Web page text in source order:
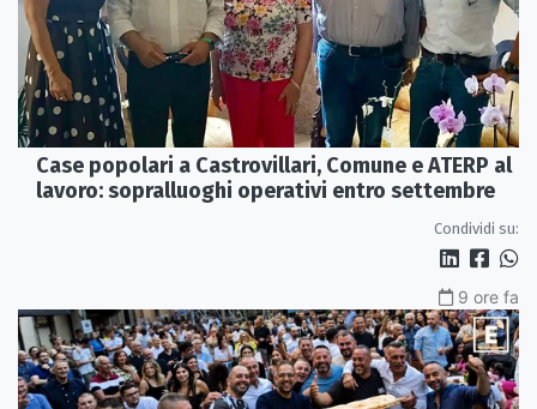
Case popolari a Castrovillari, Comune e ATERP al
lavoro: sopralluoghi operativi entro settembre
Condividi su:
9 ore fa